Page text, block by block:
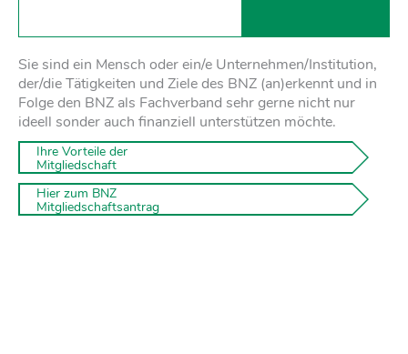
Sie sind ein Mensch oder ein/e Unternehmen/Institution,
der/die Tätigkeiten und Ziele des BNZ (an)erkennt und in
Folge den BNZ als Fachverband sehr gerne nicht nur
ideell sonder auch finanziell unterstützen möchte.
Ihre Vorteile der
Mitgliedschaft
Hier zum BNZ
Mitgliedschaftsantrag